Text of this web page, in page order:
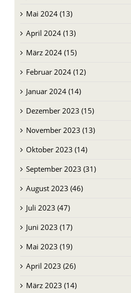
Mai 2024 (13)
April 2024 (13)
März 2024 (15)
Februar 2024 (12)
Januar 2024 (14)
Dezember 2023 (15)
November 2023 (13)
Oktober 2023 (14)
September 2023 (31)
August 2023 (46)
Juli 2023 (47)
Juni 2023 (17)
Mai 2023 (19)
April 2023 (26)
März 2023 (14)